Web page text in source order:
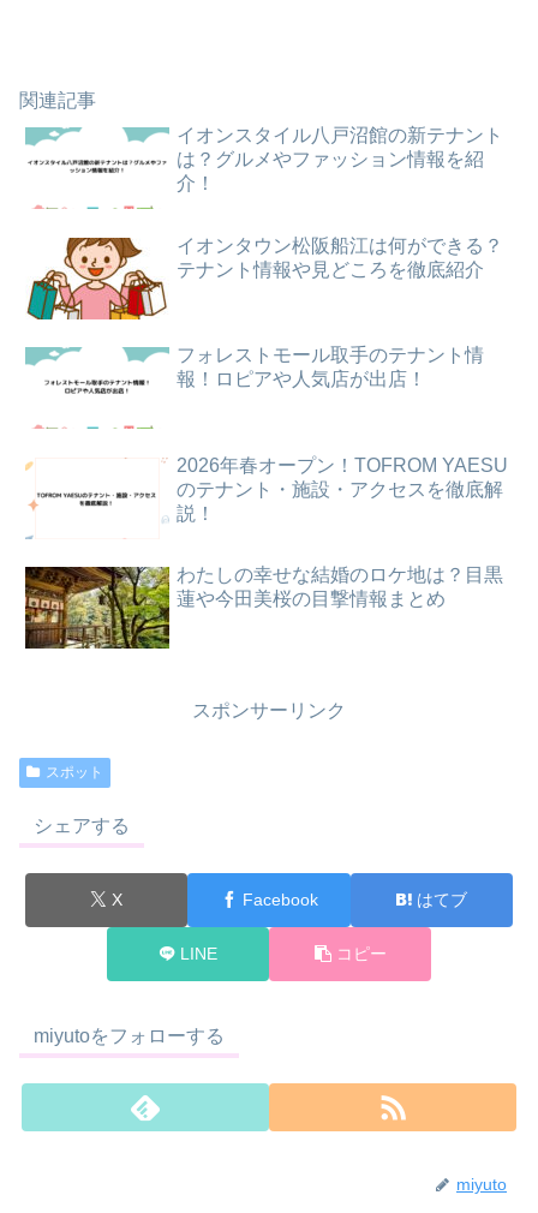
関連記事
イオンスタイル八戸沼館の新テナント
は？グルメやファッション情報を紹
介！
イオンタウン松阪船江は何ができる？
テナント情報や見どころを徹底紹介
フォレストモール取手のテナント情
報！ロピアや人気店が出店！
2026年春オープン！TOFROM YAESU
のテナント・施設・アクセスを徹底解
説！
わたしの幸せな結婚のロケ地は？目黒
蓮や今田美桜の目撃情報まとめ
スポンサーリンク
スポット
シェアする
X Facebook はてブ
LINE コピー
miyutoをフォローする
miyuto